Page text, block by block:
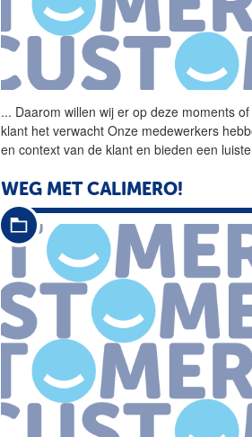
... Daarom willen wij er op deze moments of
klant het verwacht Onze medewerkers
en context van de klant en bieden een
WEG MET CALIMERO!